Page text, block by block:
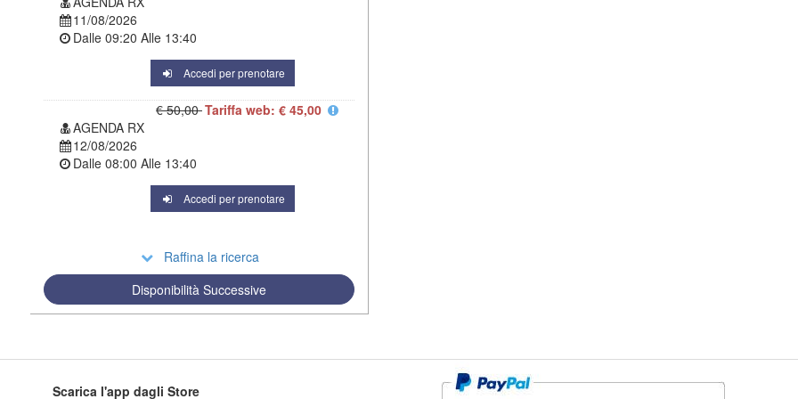
11/08/2026
Dalle 09:20 Alle 13:40
Accedi per prenotare
€ 50,00Tariffa web: € 45,00
AGENDA RX
12/08/2026
Dalle 08:00 Alle 13:40
Accedi per prenotare
Raffina la ricerca
Disponibilità Successive
Scarica l'app dagli Store